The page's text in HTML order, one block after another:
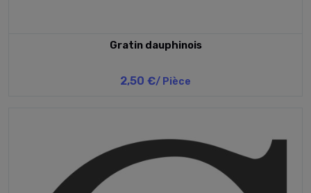
Gratin dauphinois
2,50 €/ Pièce